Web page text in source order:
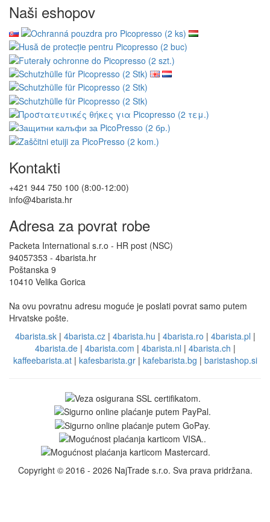
Naši eshopov
Kontakti
+421 944 750 100 (8:00-12:00)
info@4barista.hr
Adresa za povrat robe
Packeta International s.r.o - HR post (NSC)
94057353 - 4barista.hr
Poštanska 9
10410 Velika Gorica
Na ovu povratnu adresu moguće je poslati povrat samo putem
Hrvatske pošte.
4barista.sk| 4barista.cz| 4barista.hu | 4barista.ro | 4barista.pl |
4barista.de| 4barista.com | 4barista.nl | 4barista.ch |
kaffeebarista.at| kafesbarista.gr| kafebarista.bg | baristashop.si
Copyright © 2016 - 2026 NajTrade s.r.o. Sva prava pridržana.